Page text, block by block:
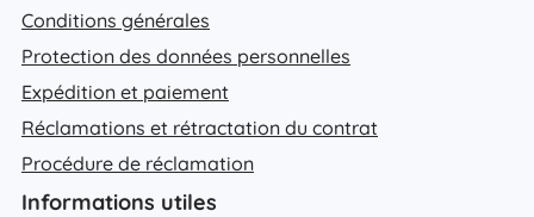
Conditions générales
Protection des données personnelles
Expédition et paiement
Réclamations et rétractation du contrat
Procédure de réclamation
Informations utiles